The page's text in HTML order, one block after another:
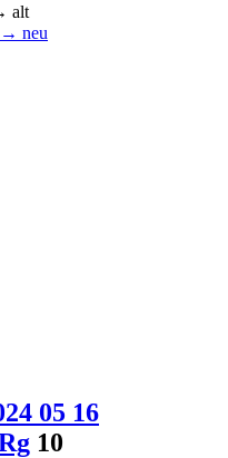
alt
→ neu
05 16
10